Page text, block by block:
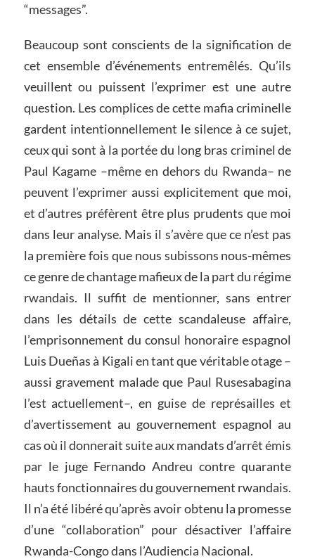
“messages”.
Beaucoup sont conscients de la signification de
cet ensemble d’événements entremêlés. Qu’ils
veuillent ou puissent l’exprimer est une autre
question. Les complices de cette mafia criminelle
gardent intentionnellement le silence à ce sujet,
ceux qui sont à la portée du long bras criminel de
Paul Kagame –même en dehors du Rwanda– ne
peuvent l’exprimer aussi explicitement que moi,
et d’autres préfèrent être plus prudents que moi
dans leur analyse. Mais il s’avère que ce n’est pas
la première fois que nous subissons nous-mêmes
ce genre de chantage mafieux de la part du régime
rwandais. Il suffit de mentionner, sans entrer
dans les détails de cette scandaleuse affaire,
l’emprisonnement du consul honoraire espagnol
Luis Dueñas à Kigali en tant que véritable otage –
aussi gravement malade que Paul Rusesabagina
l’est actuellement–, en guise de représailles et
d’avertissement au gouvernement espagnol au
cas où il donnerait suite aux mandats d’arrêt émis
par le juge Fernando Andreu contre quarante
hauts fonctionnaires du gouvernement rwandais.
Il n’a été libéré qu’après avoir obtenu la promesse
d’une “collaboration” pour désactiver l’affaire
Rwanda-Congo dans l’Audiencia Nacional.